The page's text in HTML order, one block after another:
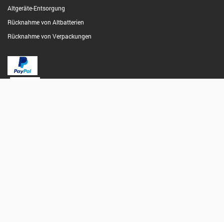
Altgeräte-Entsorgung
Rücknahme von Altbatterien
Rücknahme von Verpackungen